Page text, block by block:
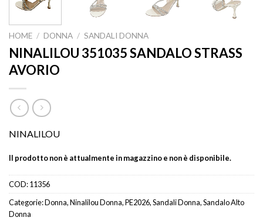
HOME / DONNA / SANDALI DONNA
NINALILOU 351035 SANDALO STRASS
AVORIO
NINALILOU
Il prodotto non è attualmente in magazzino e non è disponibile.
COD:11356
Categorie:Donna,Ninalilou Donna,PE2026,Sandali Donna,Sandalo Alto
Donna